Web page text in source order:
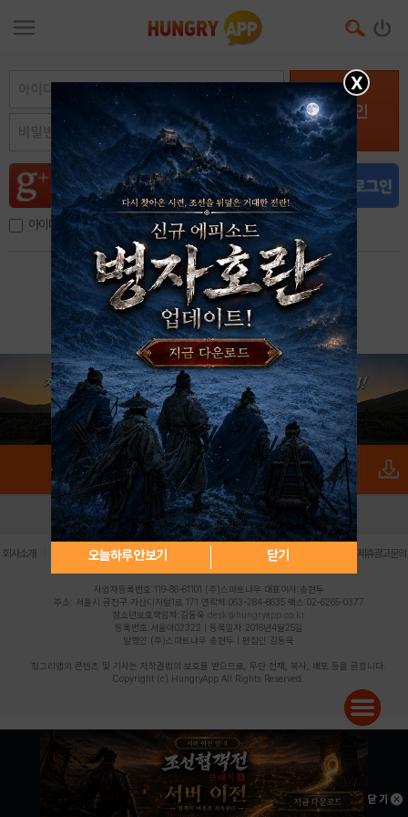
로그인
아이디, 이메일 저장
아이디 / 비밀번호 찾기 회원가입
X
오늘하루 안보기 닫기
로그인 PC버전 전체앱
회사소개 | 개인정보 처리방침 불법촬영물 신고센터 제휴광고문의
사업자등록번호:119-86-61101 (주)스마트나우 대표이사:송현두
주소: 서울시 금천구 가산디지털1로 171 연락처:063-284-8635 팩스:02-6265-0377
청소년보호책임자:김동욱 desk@hungryapp.co.kr
등록번호:서울아02322 | 등록일자:2016년4월25일
발행인:(주)스마트나우 송현두 | 편집인:김동욱
헝그리앱의 콘텐츠 및 기사는 저작권법의 보호를 받으므로, 무단 전재, 복사, 배포 등을 금합니다.
Copyright (c) HungryApp All Rights Reserved.